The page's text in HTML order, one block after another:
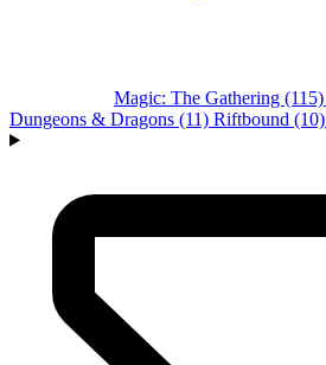
Magic: The Gathering (115)
Dungeons & Dragons (11) Riftbound (10)